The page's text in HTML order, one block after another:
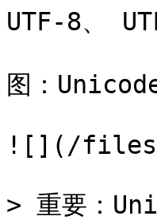
UTF-8、
图：
![](/files/-
> 重要：